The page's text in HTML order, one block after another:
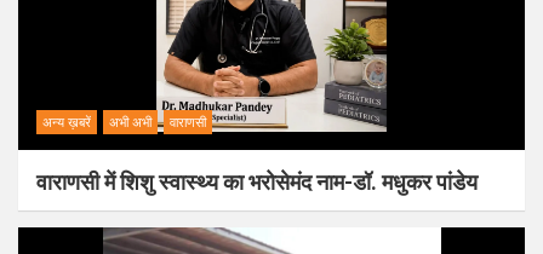
अन्य ख़बरें अभी अभी वाराणसी
वाराणसी में शिशु स्वास्थ्य का भरोसेमंद नाम-डॉ. मधुकर पांडेय